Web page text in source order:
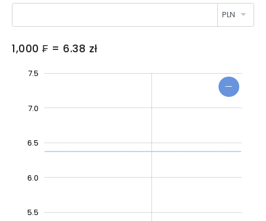
1,000 ₣ = 6.38 zł
4.5
5.5
6.0
6.5
7.0
7.5